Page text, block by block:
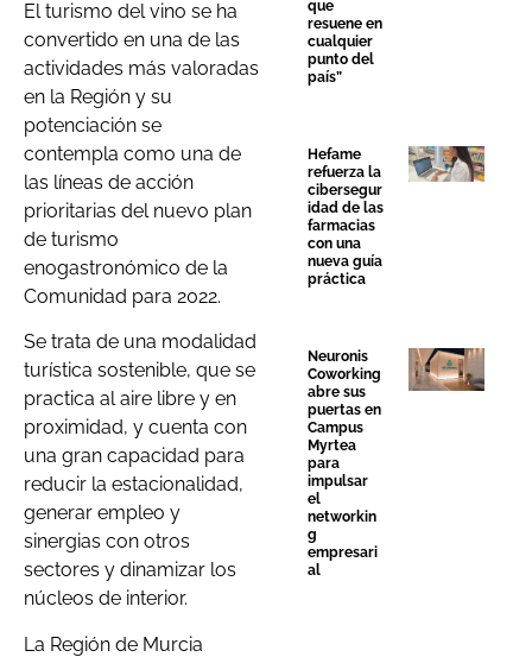
El turismo del vino se ha
convertido en una de las
actividades más valoradas
en la Región y su
potenciación se
contempla como una de
las líneas de acción
prioritarias del nuevo plan
de turismo
enogastronómico de la
Comunidad para 2022.
Se trata de una modalidad
turística sostenible, que se
practica al aire libre y en
proximidad, y cuenta con
una gran capacidad para
reducir la estacionalidad,
generar empleo y
sinergias con otros
sectores y dinamizar los
núcleos de interior.
La Región de Murcia
que
resuene en
cualquier
punto del
país”
Hefame
refuerza la
cibersegur
idad de las
farmacias
con una
nueva guía
práctica
Neuronis
Coworking
abre sus
puertas en
Campus
Myrtea
para
impulsar
el
networkin
g
empresari
al